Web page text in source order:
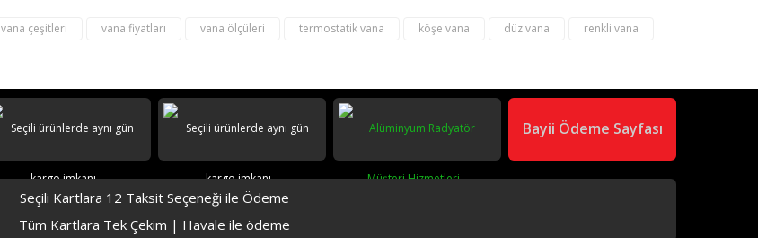
vana çeşitleri vana fiyatları vana ölçüleri termostatik vana köşe vana düz vana renkli vana
GÜVENLİ ÖDEME GÜVENLİ ALIŞVERİŞ
Bayii Ödeme Sayfası
Seçili Kartlara 12 Taksit Seçeneği ile Ödeme
Tüm Kartlara Tek Çekim | Havale ile ödeme